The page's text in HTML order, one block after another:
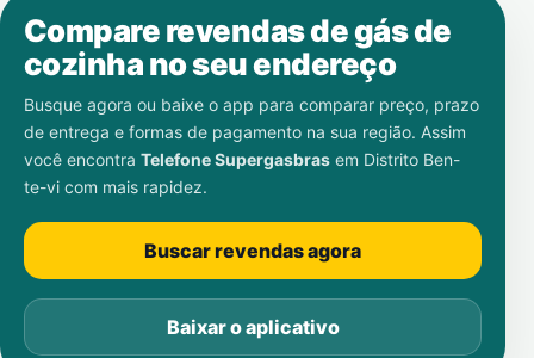
Compare revendas de gás de
cozinha no seu endereço
Busque agora ou baixe o app para comparar preço, prazo
de entrega e formas de pagamento na sua região. Assim
você encontra Telefone Supergasbras em Distrito Ben-
te-vi com mais rapidez.
Buscar revendas agora
Baixar o aplicativo